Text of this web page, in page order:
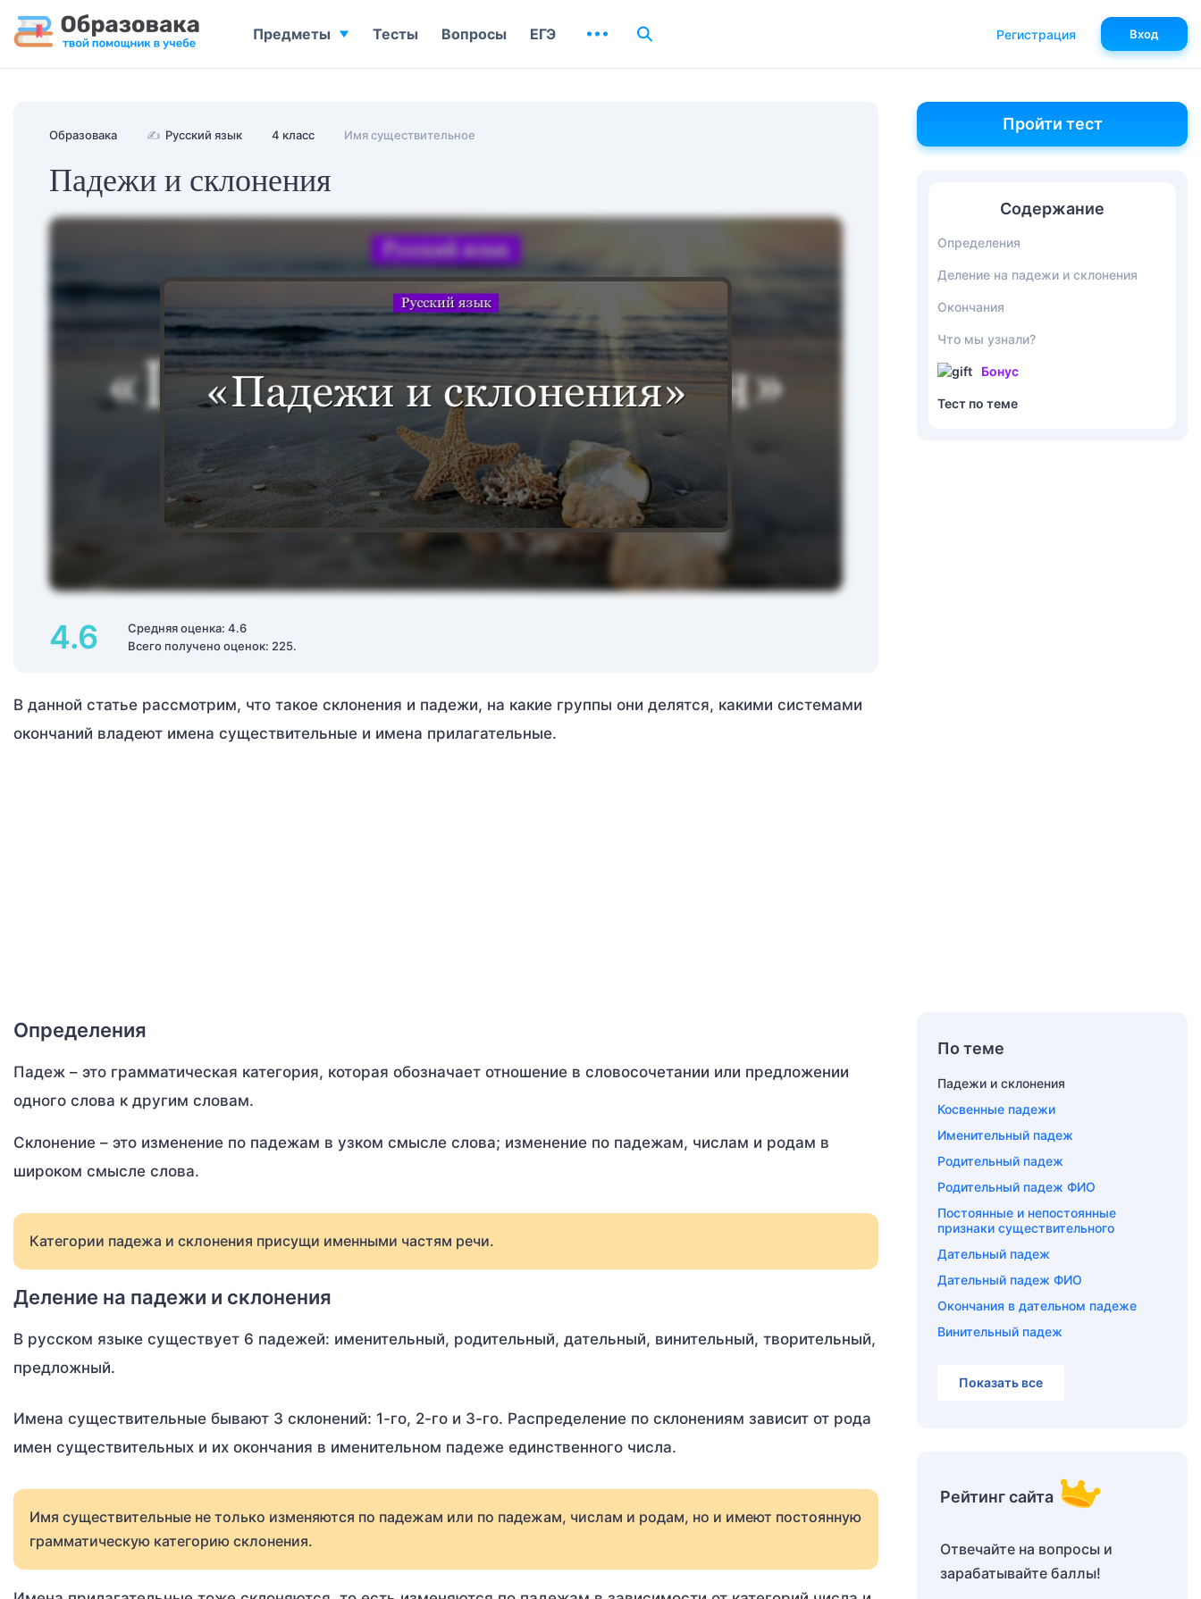
Образовака ✍ Русский язык 4 класс Имя существительное
Падежи и склонения
4.6
Средняя оценка: 4.6
Всего получено оценок: 225.
В данной статье рассмотрим, что такое склонения и падежи, на какие группы они делятся, какими системами
окончаний владеют имена существительные и имена прилагательные.
Определения
Падеж – это грамматическая категория, которая обозначает отношение в словосочетании или предложении
одного слова к другим словам.
Склонение – это изменение по падежам в узком смысле слова; изменение по падежам, числам и родам в
широком смысле слова.
Категории падежа и склонения присущи именными частям речи.
Деление на падежи и склонения
В русском языке существует 6 падежей: именительный, родительный, дательный, винительный, творительный,
предложный.
Имена существительные бывают 3 склонений: 1-го, 2-го и 3-го. Распределение по склонениям зависит от рода
имен существительных и их окончания в именительном падеже единственного числа.
Имя существительные не только изменяются по падежам или по падежам, числам и родам, но и имеют постоянную
грамматическую категорию склонения.
Пройти тест
Содержание
Определения
Деление на падежи и склонения
Окончания
Что мы узнали?
Бонус
Тест по теме
По теме
Падежи и склонения
Косвенные падежи
Именительный падеж
Родительный падеж
Родительный падеж ФИО
Постоянные и непостоянные
признаки существительного
Дательный падеж
Дательный падеж ФИО
Окончания в дательном падеже
Винительный падеж
Показать все
Рейтинг сайта
Отвечайте на вопросы и
зарабатывайте баллы!
Предметы Тесты Вопросы ЕГЭ Регистрация Вход